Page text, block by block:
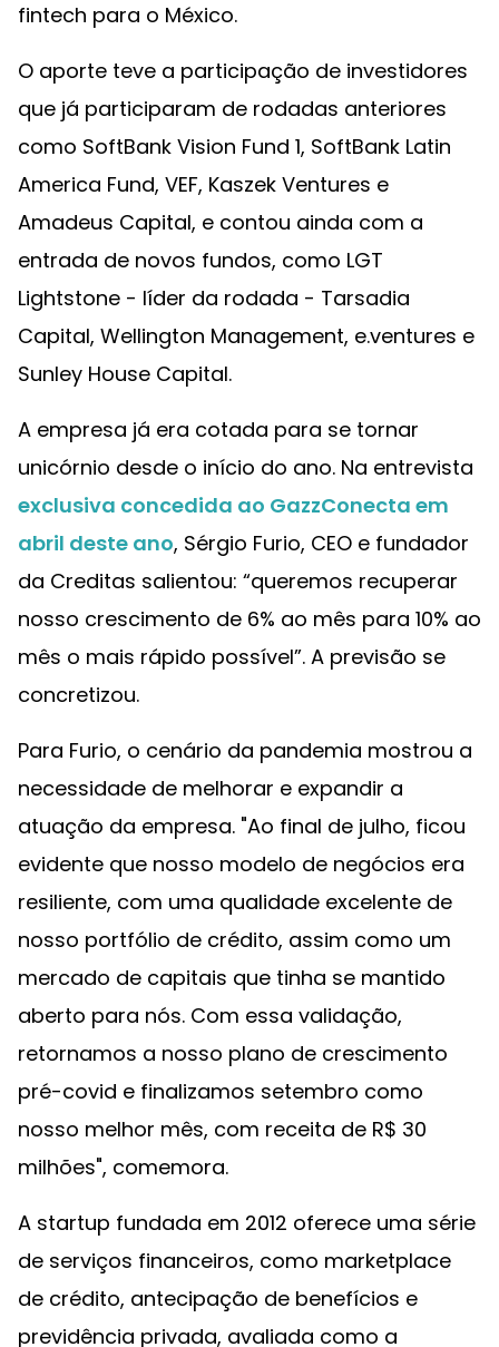
fintech para o México.
O aporte teve a participação de investidores
que já participaram de rodadas anteriores
como SoftBank Vision Fund 1, SoftBank Latin
America Fund, VEF, Kaszek Ventures e
Amadeus Capital, e contou ainda com a
entrada de novos fundos, como LGT
Lightstone - líder da rodada - Tarsadia
Capital, Wellington Management, e.ventures e
Sunley House Capital.
A empresa já era cotada para se tornar
unicórnio desde o início do ano. Na entrevista
exclusiva concedida ao GazzConecta em
abril deste ano, Sérgio Furio, CEO e fundador
da Creditas salientou: “queremos recuperar
nosso crescimento de 6% ao mês para 10% ao
mês o mais rápido possível”. A previsão se
concretizou.
Para Furio, o cenário da pandemia mostrou a
necessidade de melhorar e expandir a
atuação da empresa. "Ao final de julho, ficou
evidente que nosso modelo de negócios era
resiliente, com uma qualidade excelente de
nosso portfólio de crédito, assim como um
mercado de capitais que tinha se mantido
aberto para nós. Com essa validação,
retornamos a nosso plano de crescimento
pré-covid e finalizamos setembro como
nosso melhor mês, com receita de R$ 30
milhões", comemora.
A startup fundada em 2012 oferece uma série
de serviços financeiros, como marketplace
de crédito, antecipação de benefícios e
previdência privada, avaliada como a